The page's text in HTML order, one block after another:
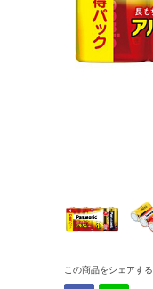
この商品をシェアする